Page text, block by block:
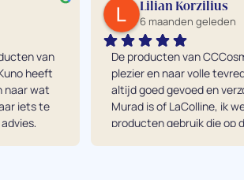
van
heeft
naar wat
iets te
Lilian Korzilius
6 maanden geleden
De producten van
plezier en naar volle
altijd goed gevoed en
Murad is of LaColline, ik
producten gebruik die op